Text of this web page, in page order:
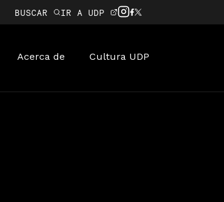
BUSCAR IR A UDP
Acerca de Cultura UDP